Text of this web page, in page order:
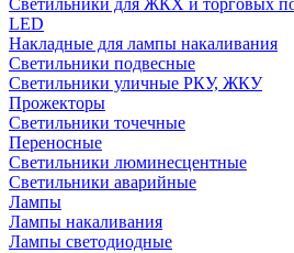
LED
Накладные для лампы накаливания
Светильники подвесные
Светильники уличные РКУ, ЖКУ
Прожекторы
Cветильники точечные
Переносные
Светильники люминесцентные
Светильники аварийные
Лампы
Лампы накаливания
Лампы светодиодные